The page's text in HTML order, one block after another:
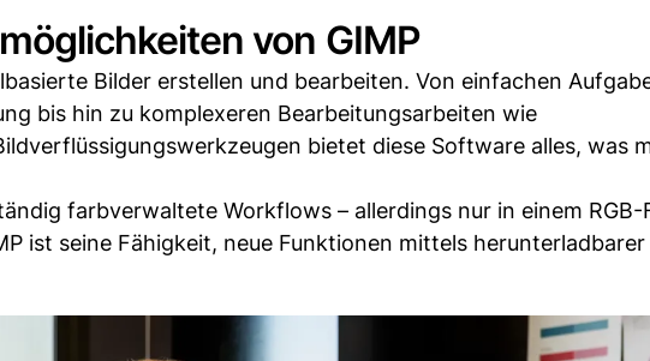
von GIMP
Bilder erstellen und bearbeiten. Von einfachen
bis hin zu komplexeren Bearbeitungsarbeiten wie
bietet diese Software alles, was
farbverwaltete Workflows – allerdings nur in einem RGB-
ist seine Fähigkeit, neue Funktionen mittels herunterladbarer